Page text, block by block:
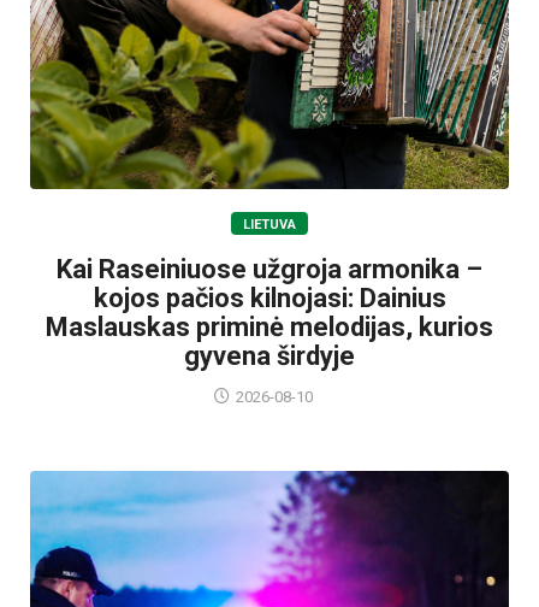
LIETUVA
Kai Raseiniuose užgroja armonika –
kojos pačios kilnojasi: Dainius
Maslauskas priminė melodijas, kurios
gyvena širdyje
2026-08-10